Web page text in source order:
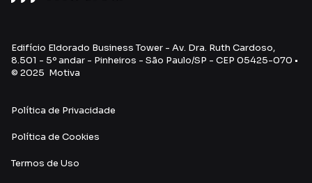
Edifício Eldorado Business Tower - Av. Dra. Ruth Cardoso,
8.501 - 5º andar - Pinheiros - São Paulo/SP - CEP 05425-070 •
© 2025 Motiva
Política de Privacidade
Política de Cookies
Termos de Uso